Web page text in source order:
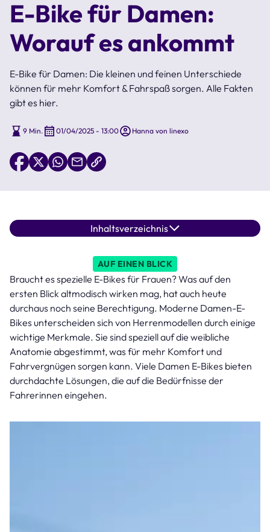
E-Bike für Damen:
Worauf es ankommt
E-Bike für Damen: Die kleinen und feinen Unterschiede
können für mehr Komfort & Fahrspaß sorgen. Alle Fakten
gibt es hier.
9 Min. 01/04/2025 - 13:00 Hanna von linexo
Inhaltsverzeichnis
AUF EINEN BLICK
Braucht es spezielle E-Bikes für Frauen? Was auf den
ersten Blick altmodisch wirken mag, hat auch heute
durchaus noch seine Berechtigung. Moderne Damen-E-
Bikes unterscheiden sich von Herrenmodellen durch einige
wichtige Merkmale. Sie sind speziell auf die weibliche
Anatomie abgestimmt, was für mehr Komfort und
Fahrvergnügen sorgen kann. Viele Damen E-Bikes bieten
durchdachte Lösungen, die auf die Bedürfnisse der
Fahrerinnen eingehen.